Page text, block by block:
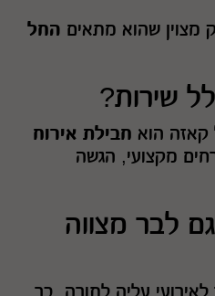
מצוין שהוא מתאים החל
שירות?
קאזה הוא חבילת אירוח
מקצועי, הגשה
לבר מצווה
עליה לתורה, בר